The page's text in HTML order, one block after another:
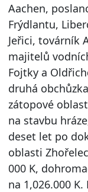
Aachen,
Frýdlantu,
Jeřici, továrník
majitelů
Fojtky a
druhá
zátopové
na stavbu
deset let po
oblasti
000 K,
na 1,026.000